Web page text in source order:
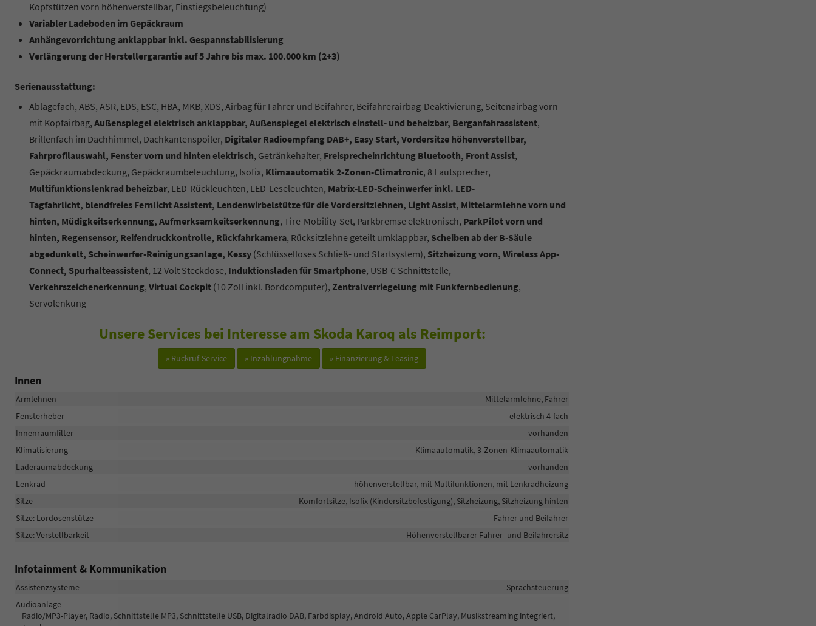
Kopfstützen vorn höhenverstellbar, Einstiegsbeleuchtung)
Variabler Ladeboden im Gepäckraum
Anhängevorrichtung anklappbar inkl. Gespannstabilisierung
Verlängerung der Herstellergarantie auf 5 Jahre bis max. 100.000 km (2+3)
Serienausstattung:
Ablagefach, ABS, ASR, EDS, ESC, HBA, MKB, XDS, Airbag für Fahrer und Beifahrer, Beifahrerairbag-Deaktivierung, Seitenairbag vorn
mit Kopfairbag, Außenspiegel elektrisch anklappbar, Außenspiegel elektrisch einstell- und beheizbar, Berganfahrassistent,
Brillenfach im Dachhimmel, Dachkantenspoiler, Digitaler Radioempfang DAB+, Easy Start, Vordersitze höhenverstellbar,
Fahrprofilauswahl, Fenster vorn und hinten elektrisch, Getränkehalter, Freisprecheinrichtung Bluetooth, Front Assist,
Gepäckraumabdeckung, Gepäckraumbeleuchtung, Isofix, Klimaautomatik 2-Zonen-Climatronic, 8 Lautsprecher,
Multifunktionslenkrad beheizbar, LED-Rückleuchten, LED-Leseleuchten, Matrix-LED-Scheinwerfer inkl. LED-
Tagfahrlicht, blendfreies Fernlicht Assistent, Lendenwirbelstütze für die Vordersitzlehnen, Light Assist, Mittelarmlehne vorn und
hinten, Müdigkeitserkennung, Aufmerksamkeitserkennung, Tire-Mobility-Set, Parkbremse elektronisch, ParkPilot vorn und
hinten, Regensensor, Reifendruckkontrolle, Rückfahrkamera, Rücksitzlehne geteilt umklappbar, Scheiben ab der B-Säule
abgedunkelt, Scheinwerfer-Reinigungsanlage, Kessy (Schlüsselloses Schließ- und Startsystem), Sitzheizung vorn, Wireless App-
Connect, Spurhalteassistent, 12 Volt Steckdose, Induktionsladen für Smartphone, USB-C Schnittstelle,
Verkehrszeichenerkennung, Virtual Cockpit (10 Zoll inkl. Bordcomputer), Zentralverriegelung mit Funkfernbedienung,
Servolenkung
Unsere Services bei Interesse am Skoda Karoq als Reimport:
» Rückruf-Service » Inzahlungnahme » Finanzierung & Leasing
Innen
Armlehnen
Mittelarmlehne, Fahrer
Fensterheber
elektrisch 4-fach
Innenraumfilter
vorhanden
Klimatisierung
Klimaautomatik, 3-Zonen-Klimaautomatik
Laderaumabdeckung
vorhanden
Lenkrad
höhenverstellbar, mit Multifunktionen, mit Lenkradheizung
Sitze
Komfortsitze, Isofix (Kindersitzbefestigung), Sitzheizung, Sitzheizung hinten
Sitze: Lordosenstütze
Fahrer und Beifahrer
Sitze: Verstellbarkeit
Höhenverstellbarer Fahrer- und Beifahrersitz
Infotainment & Kommunikation
Assistenzsysteme
Sprachsteuerung
Audioanlage
Radio/MP3-Player, Radio, Schnittstelle MP3, Schnittstelle USB, Digitalradio DAB, Farbdisplay, Android Auto, Apple CarPlay, Musikstreaming integriert,